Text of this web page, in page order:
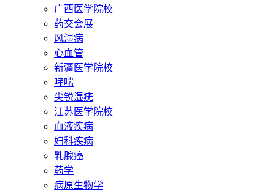
广西医学院校
药交会展
风湿病
心血管
新疆医学院校
哮喘
尖锐湿疣
江苏医学院校
血液疾病
妇科疾病
乳腺癌
药学
病原生物学